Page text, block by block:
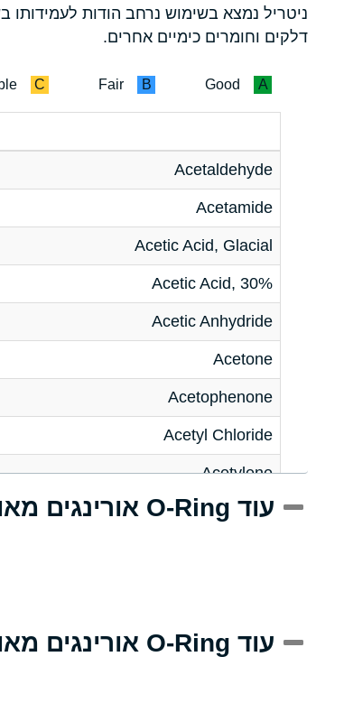
ניטריל נמצא בשימוש נרחב הודות לעמידותו
דלקים וחומרים כימיים אחרים.
A
Good
B
Fair
C
Acetaldehyde
Acetamide
Acetic Acid, Glacial
Acetic Acid, 30%
Acetic Anhydride
Acetone
Acetophenone
Acetyl Chloride
Acetylene
Acrlylonitrile
Aluminum Acetate (Aqueous)
עוד O-Ring אורינגים מאותו הגודל
עוד O-Ring אורינגים מאותו החומר